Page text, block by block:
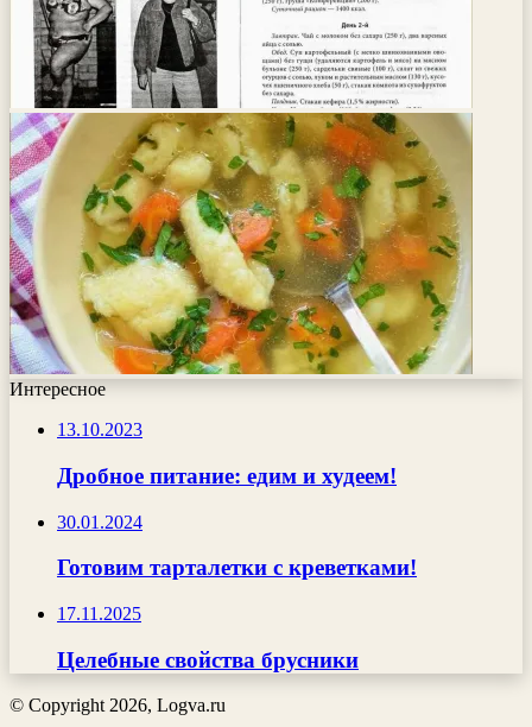
Интересное
13.10.2023
Дробное питание: едим и худеем!
30.01.2024
Готовим тарталетки с креветками!
17.11.2025
Целебные свойства брусники
© Copyright 2026, Logva.ru